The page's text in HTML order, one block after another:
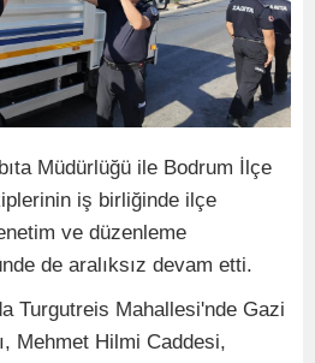
Müdürlüğü ile Bodrum İlçe
iş birliğinde ilçe
ve düzenleme
de aralıksız devam etti.
Turgutreis Mahallesi'nde Gazi
Mehmet Hilmi Caddesi,